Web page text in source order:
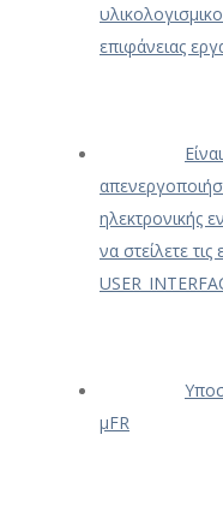
επιφάνειας
ηλεκτρονικής
να στείλετε
μFR